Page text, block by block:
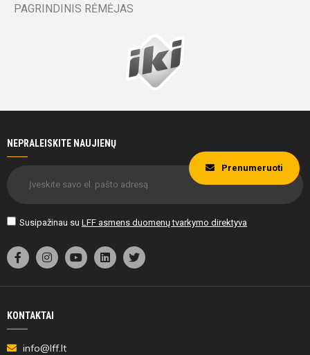
PAGRINDINIS RĖMĖJAS
NEPRALEISKITE NAUJIENŲ
Susipažinau su LFF asmens duomenų tvarkymo direktyva
Prenumeruoti
KONTAKTAI
info@lff.lt